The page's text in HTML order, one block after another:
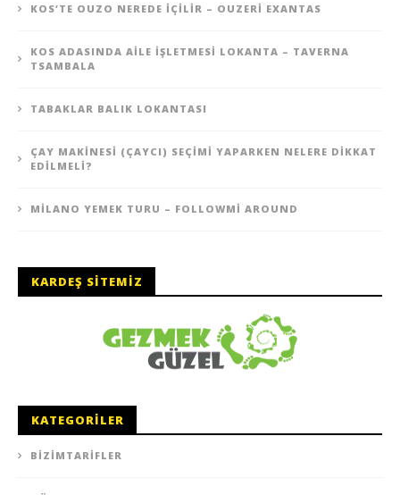
KOS’TE OUZO NEREDE İÇILIR – OUZERI EXANTAS
KOS ADASINDA AILE İŞLETMESI LOKANTA – TAVERNA
TSAMBALA
TABAKLAR BALIK LOKANTASI
ÇAY MAKINESI (ÇAYCI) SEÇIMI YAPARKEN NELERE DIKKAT
EDILMELI?
MILANO YEMEK TURU – FOLLOWMI AROUND
KARDEŞ SITEMIZ
KATEGORILER
BIZIMTARIFLER